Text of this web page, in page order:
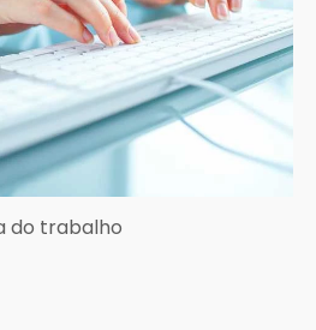
do trabalho